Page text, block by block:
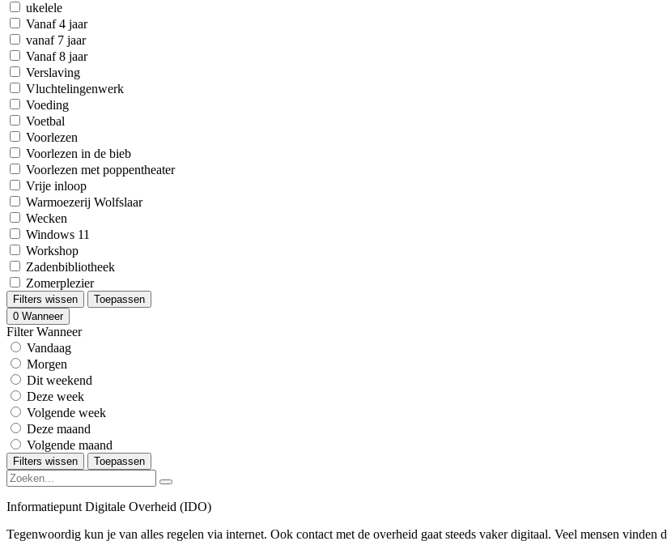
ukelele
Vanaf 4 jaar
vanaf 7 jaar
Vanaf 8 jaar
Verslaving
Vluchtelingenwerk
Voeding
Voetbal
Voorlezen
Voorlezen in de bieb
Voorlezen met poppentheater
Vrije inloop
Warmoezerij Wolfslaar
Wecken
Windows 11
Workshop
Zadenbibliotheek
Zomerplezier
Filters wissen
Toepassen
0 Wanneer
Filter Wanneer
Vandaag
Morgen
Dit weekend
Deze week
Volgende week
Deze maand
Volgende maand
Filters wissen Toepassen
Informatiepunt Digitale Overheid (IDO)
Tegenwoordig kun je van alles regelen via internet. Ook contact met de overheid gaat steeds vaker digitaal. Veel mensen